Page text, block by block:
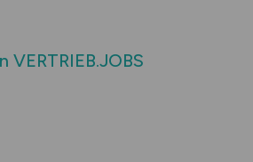
VERTRIEB.JOBS